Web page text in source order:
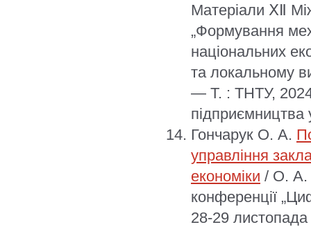
Матеріали ⅩⅡ
„Формування
національних
та локальному
— Т. : ТНТУ,
підприємництва
Гончарук О. А.
управління
економіки / О. А.
конференції
28-29